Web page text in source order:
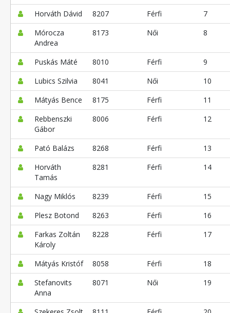
Horváth Dávid
8207 Férfi
7
Mórocza
Andrea
8173 Női 8
Puskás Máté 8010 Férfi
9
Lubics Szilvia
8041 Női
10
Mátyás Bence
8175 Férfi
11
Rebbenszki
Gábor
8006 Férfi 12
Pató Balázs 8268 Férfi
13
Horváth
Tamás
8281 Férfi 14
Nagy Miklós 8239 Férfi
15
Plesz Botond
8263 Férfi
16
Farkas Zoltán
Károly
8228 Férfi 17
Mátyás Kristóf 8058 Férfi
18
Stefanovits
Anna
8071 Női 19